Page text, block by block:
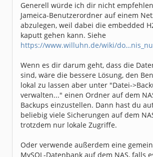
Generell würde ich dir nicht
Jameica-Benutzerordner auf einem
abzulegen, weil dabei die embedded
kaputt gehen kann. Siehe
https://www.willuhn.de/wiki/
Wenn es dir darum geht, dass die
sind, wäre die bessere Lösung, den
lokal zu lassen aber unter "Datei-
verwalten..." einen Ordner auf dem
Backups einzustellen. Dann hast du
beliebig viele Sicherungen auf dem
trotzdem nur lokale Zugriffe.
Oder verwende außerdem eine
MySQL-Datenbank auf dem NAS, falls